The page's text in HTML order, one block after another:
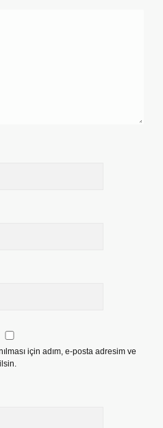
için adım, e-posta adresim ve